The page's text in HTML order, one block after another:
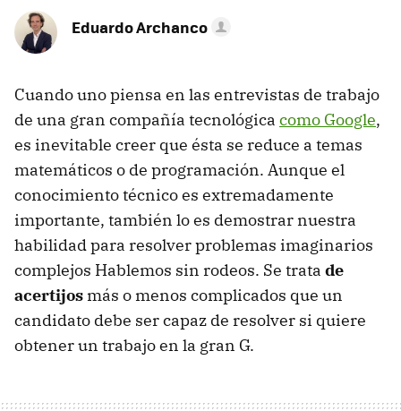
Eduardo Archanco
Cuando uno piensa en las entrevistas de trabajo
de una gran compañía tecnológica como Google,
es inevitable creer que ésta se reduce a temas
matemáticos o de programación. Aunque el
conocimiento técnico es extremadamente
importante, también lo es demostrar nuestra
habilidad para resolver problemas imaginarios
complejos Hablemos sin rodeos. Se trata de
acertijos más o menos complicados que un
candidato debe ser capaz de resolver si quiere
obtener un trabajo en la gran G.